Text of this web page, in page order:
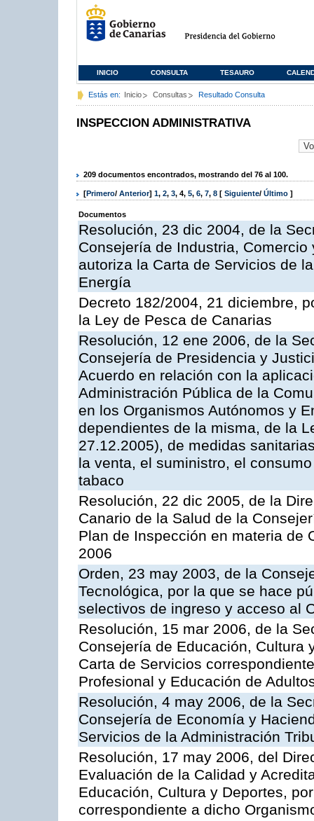
INICIO CONSULTA TESAURO
Estás en: Inicio Consultas Resultado Consulta
INSPECCION ADMINISTRATIVA
209 documentos encontrados, mostrando del 76 al 100.
[Primero/ Anterior] 1, 2, 3, 4, 5, 6, 7, 8 [ Siguiente/ Último ]
Documentos
Resolución, 23 dic 2004, de la
Consejería de Industria,
autoriza la Carta de Servicios de
Energía
Decreto 182/2004, 21 diciembre,
la Ley de Pesca de Canarias
Resolución, 12 ene 2006, de la
Consejería de Presidencia y
Acuerdo en relación con la
Administración Pública de la
en los Organismos Autónomos y
dependientes de la misma, de la
27.12.2005), de medidas
la venta, el suministro, el
tabaco
Resolución, 22 dic 2005, de la
Canario de la Salud de la
Plan de Inspección en materia de
2006
Orden, 23 may 2003, de la
Tecnológica, por la que se hace
selectivos de ingreso y acceso al
Resolución, 15 mar 2006, de la
Consejería de Educación, Cultura
Carta de Servicios
Profesional y Educación de
Resolución, 4 may 2006, de la
Consejería de Economía y
Servicios de la Administración
Resolución, 17 may 2006, del
Evaluación de la Calidad y
Educación, Cultura y Deportes,
correspondiente a dicho